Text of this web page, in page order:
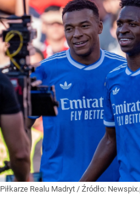
Piłkarze Realu Madryt / Źródło: